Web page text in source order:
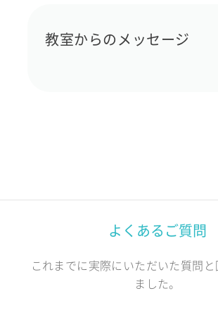
教室からのメッセージ
よくあるご質問
これまでに実際にいただいた質問
ました。